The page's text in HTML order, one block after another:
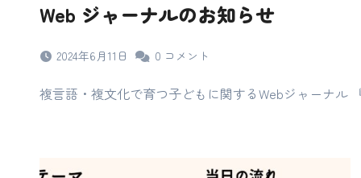
Web ジャーナルのお知らせ
2024年6月11日 0 コメント
複言語・複文化で育つ子どもに関するWebジャーナル